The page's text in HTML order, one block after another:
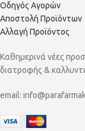
Οδηγός Αγορών
Αποστολή Προϊόντων
Αλλαγή Προϊόντος
Καθημερινά νέες
διατροφής &
email: